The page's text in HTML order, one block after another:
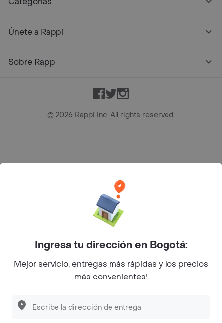
Únete a Rappi
Sobre Rappi
Facebook
TwitterInstagram
© 2026 Rappi Inc. All rights reserved.
Bogotá D.C. --- notificacionesrappi@rappi.com
Ingresa tu dirección en Bogotá:
Mejor servicio, entregas más rápidas y los precios
más convenientes!